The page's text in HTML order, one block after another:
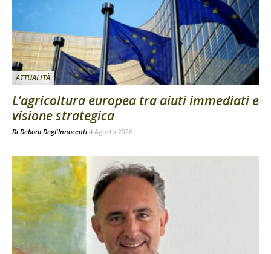
ATTUALITÀ
L’agricoltura europea tra aiuti immediati e
visione strategica
Di Debora Degl'Innocenti 4 Agosto 2026